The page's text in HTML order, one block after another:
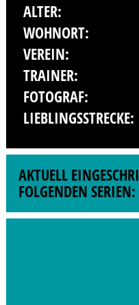
ALTER:
WOHNORT:
VEREIN:
TRAINER:
FOTOGRAF:
LIEBLINGSSTRECKE:
AKTUELL
FOLGENDEN SERIEN: